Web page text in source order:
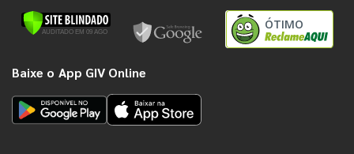
ÓTIMO
Baixe o App GIV Online